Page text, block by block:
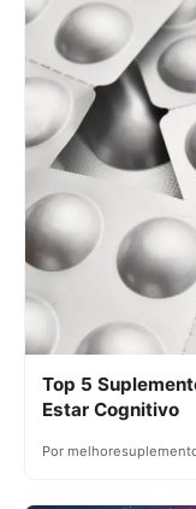
Top 5
Estar Cognitivo
Por